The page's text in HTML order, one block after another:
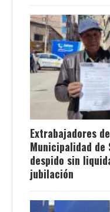
Extrabajadores
Municipalidad de
despido sin
jubilación